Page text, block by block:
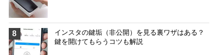
8
インスタの鍵垢（非公開）を見る裏ワザはある？
鍵を開けてもらうコツも解説